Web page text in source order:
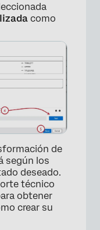
como
de
según los
deseado.
técnico
obtener
crear su